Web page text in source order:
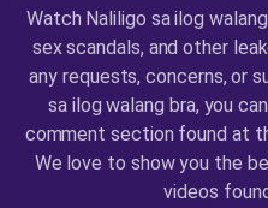
Watch Naliligo sa ilog
sex scandals, and other
any requests, concerns, or
sa ilog walang bra, you
comment section found at
We love to show you the
videos